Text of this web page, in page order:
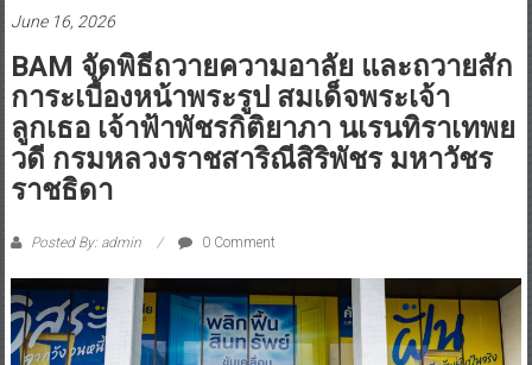
June 16, 2026
BAM จัดพิธีถวายความอาลัย และถวายสัก
การะเบื้องหน้าพระรูป สมเด็จพระเจ้า
ลูกเธอ เจ้าฟ้าพัชรกิติยาภา นเรนทิราเทพย
วดี กรมหลวงราชสาริณีสิริพัชร มหาวัชร
ราชธิดา
Posted By: admin 0 Comment